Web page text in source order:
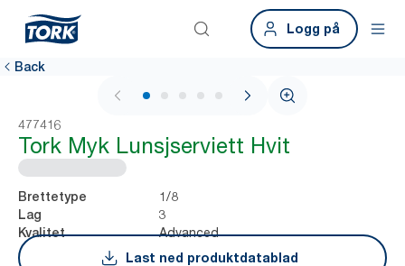
Logg på
Back
1 / 5
477416
Tork Myk Lunsjserviett Hvit
Brettetype 1/8
Lag 3
Kvalitet
Advanced
Last ned produktdatablad